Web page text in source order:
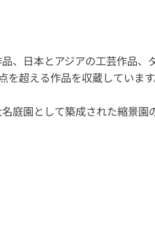
、日本とアジアの工芸作品、
を超える作品を収蔵していま
庭園として築成された縮景園